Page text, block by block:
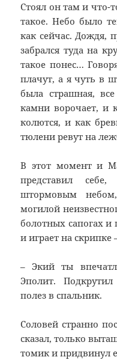
Стоял он там и что-
такое. Небо было
как сейчас. Дождя,
забрался туда на
такое понес…
плачут, а я чуть в
была страшная,
камни ворочает, и
колются, и как
тюлени ревут на
В этот момент и
представил
штормовым
могилой
болотных сапогах
и играет на
– Экий ты
Эполит.
полез в спальник.
Соловей странно
сказал, только
томик и придвинул